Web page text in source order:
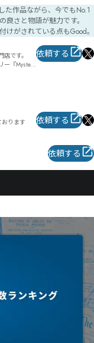
た（照）
ペースと合
ありますの
す。
た作品ながら、今でもNo.1
さと物語が魅力です。
けがされている点もGood。
です。
ー『Mystery
楽しみく
依頼する
ります
す
ね2000～
安くする
）・・・
合がありま
依頼する
あります！
依頼する